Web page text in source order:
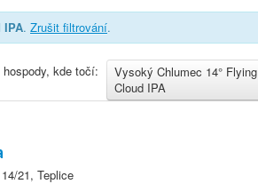
IPA. Zrušit filtrování.
Vysoký Chlumec 14° Flying
Cloud IPA
kde točí:
21, Teplice